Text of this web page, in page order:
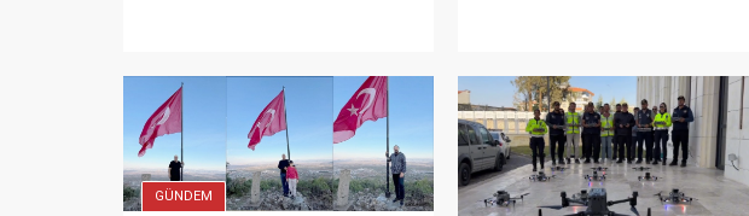
tehditlere karşı durabilmemiz için
en büyük silahımız eğitimdir.
GÜNDEM